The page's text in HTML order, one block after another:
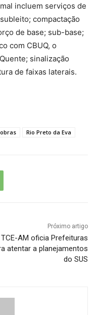
incluem serviços de
compactação
de base; sub-base;
com CBUQ, o
sinalização
de faixas laterais.
obras Rio Preto da Eva
Próximo artigo
TCE-AM oficia Prefeituras
atentar a planejamentos
do SUS